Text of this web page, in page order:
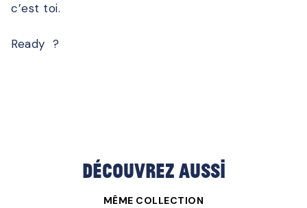
c’est toi.
Ready ?
Découvrez aussi
MÊME COLLECTION